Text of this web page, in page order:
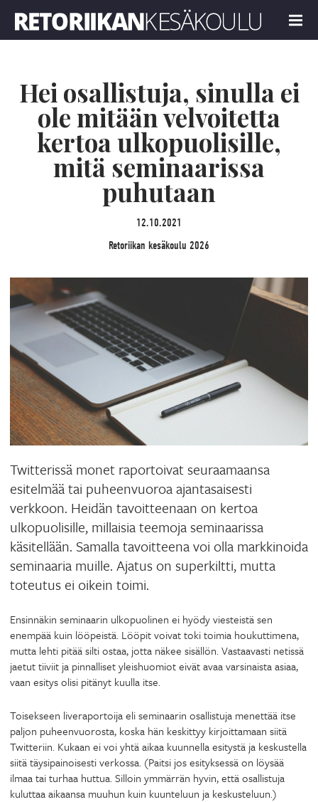
MENU
Hei osallistuja, sinulla ei
ole mitään velvoitetta
kertoa ulkopuolisille,
mitä seminaarissa
puhutaan
12.10.2021
Retoriikan kesäkoulu 2026
Twitterissä monet raportoivat seuraamaansa
esitelmää tai puheenvuoroa ajantasaisesti
verkkoon. Heidän tavoitteenaan on kertoa
ulkopuolisille, millaisia teemoja seminaarissa
käsitellään. Samalla tavoitteena voi olla markkinoida
seminaaria muille. Ajatus on superkiltti, mutta
toteutus ei oikein toimi.
Ensinnäkin seminaarin ulkopuolinen ei hyödy viesteistä sen
enempää kuin lööpeistä. Lööpit voivat toki toimia houkuttimena,
mutta lehti pitää silti ostaa, jotta näkee sisällön. Vastaavasti netissä
jaetut tiiviit ja pinnalliset yleishuomiot eivät avaa varsinaista asiaa,
vaan esitys olisi pitänyt kuulla itse.
Toisekseen liveraportoija eli seminaarin osallistuja menettää itse
paljon puheenvuorosta, koska hän keskittyy kirjoittamaan siitä
Twitteriin. Kukaan ei voi yhtä aikaa kuunnella esitystä ja keskustella
siitä täysipainoisesti verkossa. (Paitsi jos esityksessä on löysää
ilmaa tai turhaa huttua. Silloin ymmärrän hyvin, että osallistuja
kuluttaa aikaansa muuhun kuin kuunteluun ja keskusteluun.)